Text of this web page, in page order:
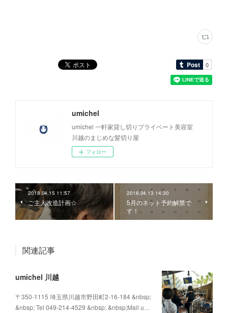
umichel
umichel 一軒家貸し切りプライベート美容室
川越のまじめな髪切り屋
フォロー
2018.04.15 11:57
ご主人改造計画☆
2018.04.13 14:30
5月のネット予約解禁で
す！
関連記事
umichel 川越
〒350-1115 埼玉県川越市野田町2-16-184 &nbsp;
&nbsp; Tel 049-214-4529 &nbsp; &nbsp;Mail u…